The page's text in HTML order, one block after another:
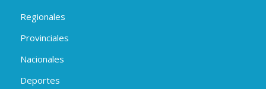
Regionales
Provinciales
Nacionales
Deportes